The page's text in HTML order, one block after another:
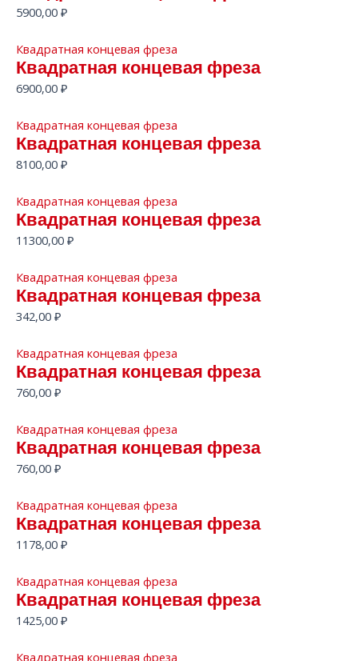
5900,00 ₽
Квадратная концевая фреза
Квадратная концевая фреза
6900,00 ₽
Квадратная концевая фреза
Квадратная концевая фреза
8100,00 ₽
Квадратная концевая фреза
Квадратная концевая фреза
11300,00 ₽
Квадратная концевая фреза
Квадратная концевая фреза
342,00 ₽
Квадратная концевая фреза
Квадратная концевая фреза
760,00 ₽
Квадратная концевая фреза
Квадратная концевая фреза
760,00 ₽
Квадратная концевая фреза
Квадратная концевая фреза
1178,00 ₽
Квадратная концевая фреза
Квадратная концевая фреза
1425,00 ₽
Квадратная концевая фреза